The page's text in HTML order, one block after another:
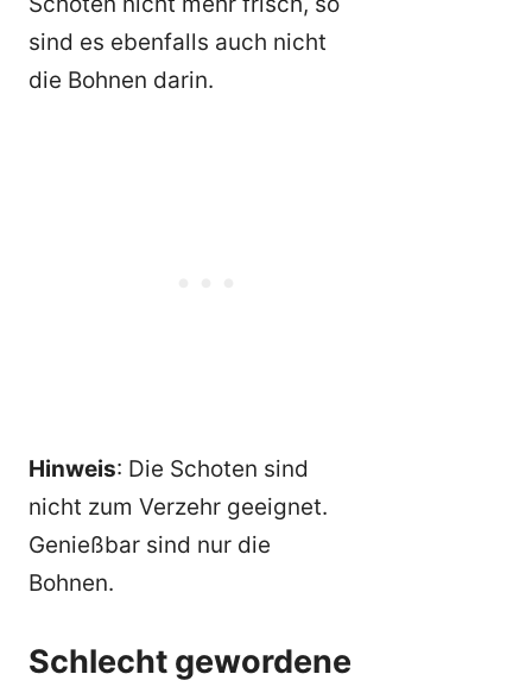
sind es ebenfalls auch nicht
die Bohnen darin.
Hinweis: Die Schoten sind
nicht zum Verzehr geeignet.
Genießbar sind nur die
Bohnen.
Schlecht gewordene